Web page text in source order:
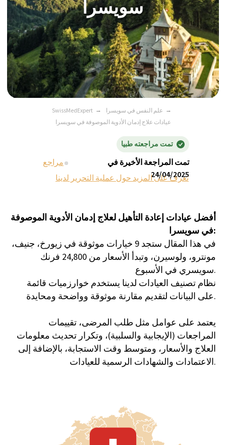
SwissMedExpert → علم النفس في سويسرا →
عيادات علاج إدمان الأدوية الموصوفة في سويسرا
تمت مراجعته طبيا
تمت المراجعة الأخيرة في
24/04/2025
تعرف على المزيد حول عملية التحرير لدينا
مراجع
أفضل عيادات إعادة التأهيل لعلاج إدمان الأدوية الموصوفة
في سويسرا:
في هذا المقال ستجد 9 خيارات موثوقة في زيورخ، جنيف،
مونترو، ولوسيرن، وتبدأ الأسعار من 24,800 فرنك
سويسري في الأسبوع.
نظام تصنيف العيادات لدينا يستخدم خوارزميات قائمة
على البيانات لتقديم مقارنة موثوقة وواضحة ومحايدة.
يعتمد على عوامل مثل طلب المرضى، تقييمات
المراجعات (الإيجابية والسلبية)، وتكرار تحديث معلومات
العلاج والأسعار، ومتوسط وقت الاستجابة، بالإضافة إلى
الاعتمادات والشهادات الرسمية للعيادات.
ليس من المستغرب أن سويسرا، إحدى
أكثر دول العالم ثراءً وحرصًا على
الخصوصية، أصبحت نقطة جذب لعلاج
الإدمان والصحة النفسية